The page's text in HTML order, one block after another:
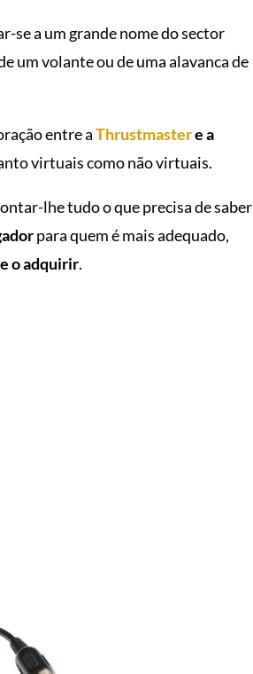
se a um grande nome do sector
um volante ou de uma alavanca de
entre aThrustmastere a
virtuais como não virtuais.
lhe tudo o que precisa de saber
para quem é mais adequado,
o adquirir.